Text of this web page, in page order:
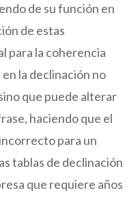
de su función en
de estas
para la coherencia
la declinación no
que puede alterar
haciendo que el
para un
tablas de declinación
que requiere años